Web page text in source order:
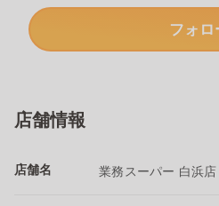
フォロ
店舗情報
店舗名 業務スーパー 白浜店